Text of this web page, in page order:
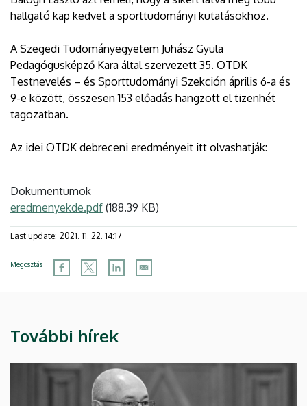
hallgató kap kedvet a sporttudományi kutatásokhoz.
A Szegedi Tudományegyetem Juhász Gyula
Pedagógusképző Kara által szervezett 35. OTDK
Testnevelés – és Sporttudományi Szekción április 6-a és
9-e között, összesen 153 előadás hangzott el tizenhét
tagozatban.
Az idei OTDK debreceni eredményeit itt olvashatják:
Dokumentumok
eredmenyekde.pdf (188.39 KB)
Last update: 2021. 11. 22. 14:17
Megosztás
További hírek